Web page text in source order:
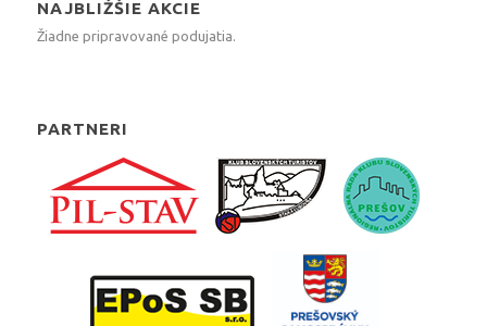
NAJBLIŽŠIE AKCIE
Žiadne pripravované podujatia.
PARTNERI